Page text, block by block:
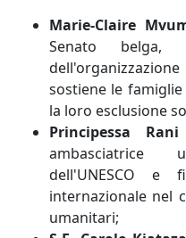
Marie-Claire
Senato belga,
sostiene le
la loro esclusione
Principessa
ambasciatrice
dell'UNESCO
internazionale nel
umanitari;